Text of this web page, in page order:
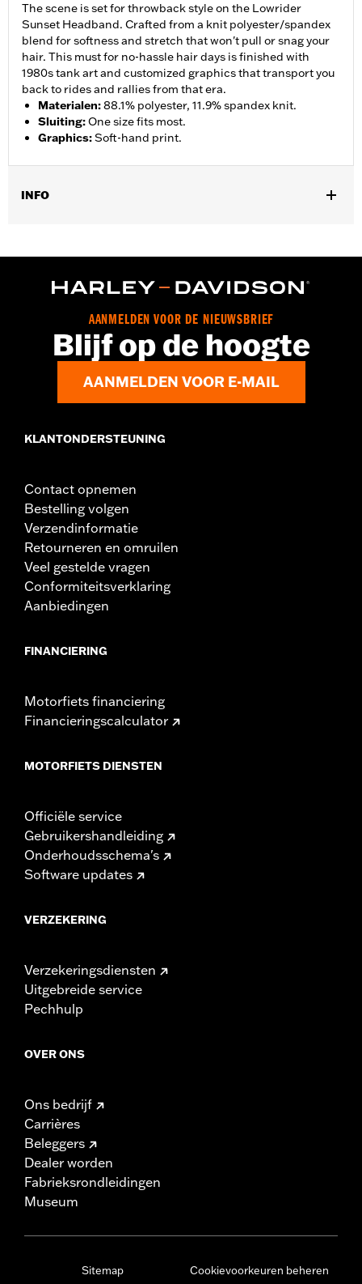
The scene is set for throwback style on the Lowrider
Sunset Headband. Crafted from a knit polyester/spandex
blend for softness and stretch that won't pull or snag your
hair. This must for no-hassle hair days is finished with
1980s tank art and customized graphics that transport you
back to rides and rallies from that era.
Materialen:88.1% polyester, 11.9% spandex knit.
Sluiting:One size fits most.
Graphics:Soft-hand print.
INFO
GARANTIE:2 year limited warranty – Go towww.h-
Herkomst:Imported
AANMELDEN VOOR DE NIEUWSBRIEF
Blijf op de hoogte
AANMELDEN VOOR E-MAIL
KLANTONDERSTEUNING
Contact opnemen
Bestelling volgen
Verzendinformatie
Retourneren en omruilen
Veel gestelde vragen
Conformiteitsverklaring
Aanbiedingen
FINANCIERING
Motorfiets financiering
Financieringscalculator
MOTORFIETS DIENSTEN
Officiële service
Gebruikershandleiding
Onderhoudsschema's
Software updates
VERZEKERING
Verzekeringsdiensten
Uitgebreide service
Pechhulp
OVER ONS
Ons bedrijf
Carrières
Beleggers
Dealer worden
Fabrieksrondleidingen
Museum
Sitemap
Cookievoorkeuren beheren